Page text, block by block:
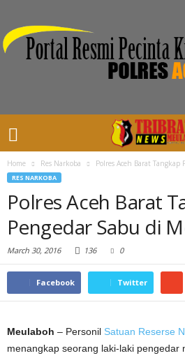
Home Res Narkoba Polres Aceh Barat
RES NARKOBA
Polres Aceh Barat
Pengedar Sabu di
March 30, 2016 136 0
Facebook Twitter
Meulaboh – Personil Satuan Reserse
menangkap seorang laki-laki pengedar